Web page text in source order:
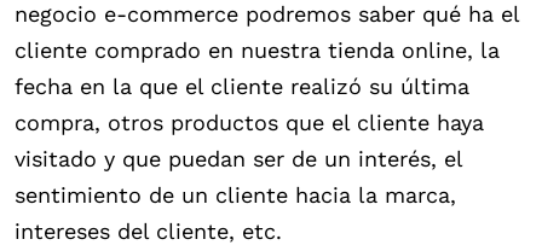
negocio e-commerce podremos saber qué ha el
cliente comprado en nuestra tienda online, la
fecha en la que el cliente realizó su última
compra, otros productos que el cliente haya
visitado y que puedan ser de un interés, el
sentimiento de un cliente hacia la marca,
intereses del cliente, etc.